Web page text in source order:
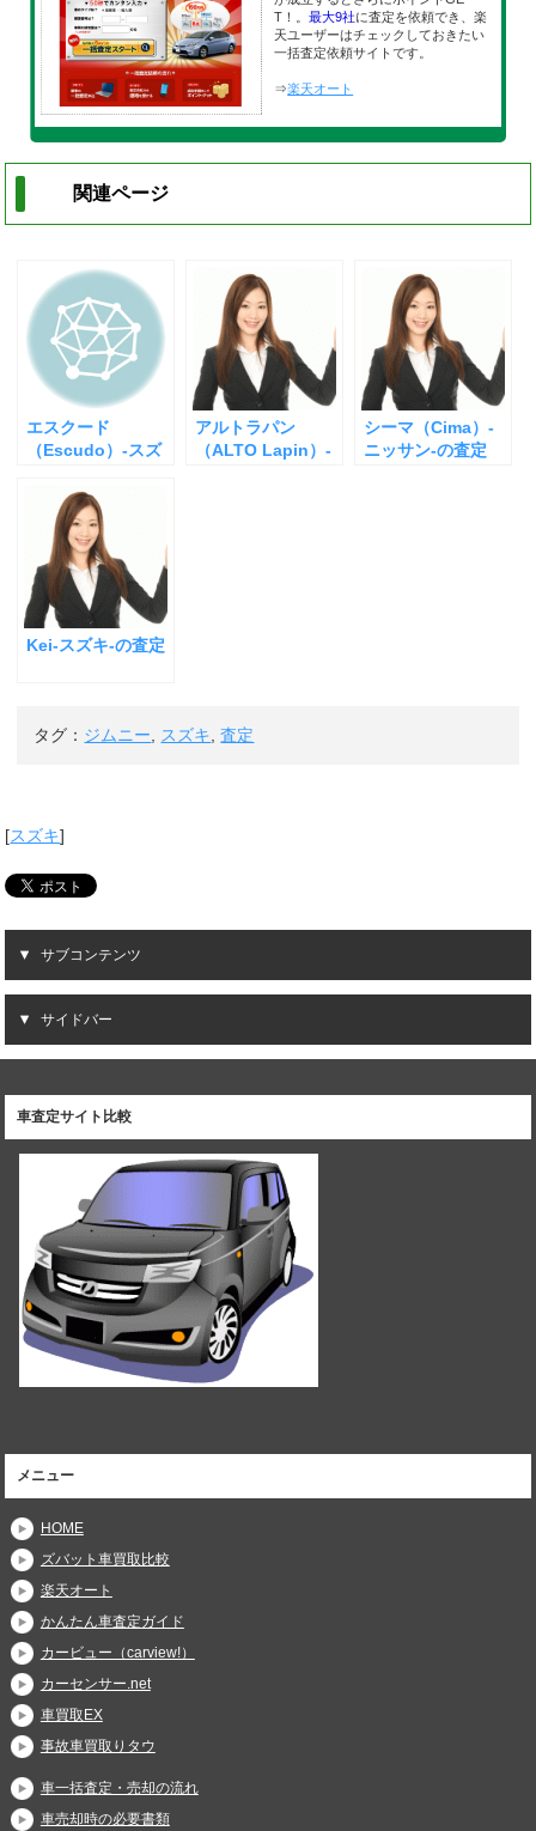
T！。最大9社に査定を依頼でき、楽
天ユーザーはチェックしておきたい
一括査定依頼サイトです。
⇒楽天オート
関連ページ
エスクード
（Escudo）-スズ
アルトラパン
（ALTO Lapin）-
シーマ（Cima）-
ニッサン-の査定
Kei-スズキ-の査定
タグ： ジムニー スズキ ,査定
[スズキ]
サブコンテンツ
サイドバー
車査定サイト比較
メニュー
HOME
ズバット車買取比較
楽天オート
かんたん車査定ガイド
カービュー（carview!）
カーセンサー.net
車買取EX
事故車買取りタウ
車一括査定・売却の流れ
車売却時の必要書類